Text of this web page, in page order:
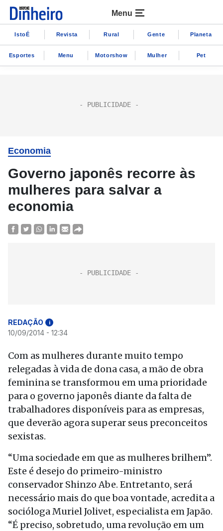
Menu
IstoÉ Revista Rural Gente Planeta
Esportes Menu Motorshow Mulher Pet
Economia
Governo japonês recorre às
mulheres para salvar a
economia
REDAÇÃO i
10/09/2014 - 12:34
Com as mulheres durante muito tempo
relegadas à vida de dona casa, a mão de obra
feminina se transformou em uma prioridade
para o governo japonês diante da falta de
trabalhadores disponíveis para as empresas,
que deverão agora superar seus preconceitos
sexistas.
“Uma sociedade em que as mulheres brilhem”.
Este é desejo do primeiro-ministro
conservador Shinzo Abe. Entretanto, será
necessário mais do que boa vontade, acredita a
socióloga Muriel Jolivet, especialista em Japão.
“É preciso, sobretudo, uma revolução em um